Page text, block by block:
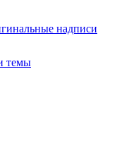
надписи
темы